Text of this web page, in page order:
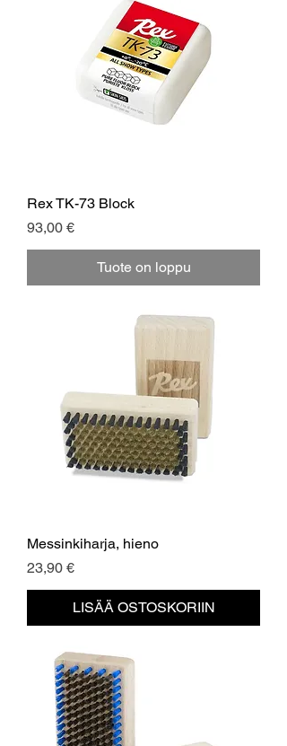
Rex TK-73 Block
Hinta
93,00 €
Tuote on loppu
Messinkiharja, hieno
Hinta
23,90 €
LISÄÄ OSTOSKORIIN